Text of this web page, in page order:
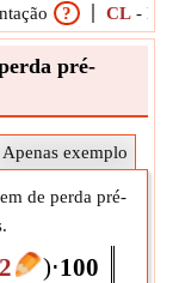
? CL -
pré-
Apenas exemplo
de perda pré-
)⋅100